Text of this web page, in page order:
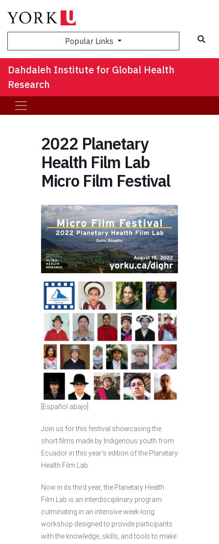
Popular Links
Dahdaleh Institute for Global Health
Research
2022 Planetary
Health Film Lab
Micro Film Festival
[Español abajo]
Join us for this festival showcasing the
short films made by Indigenous youth from
Ecuador in this year's edition of the Planetary
Health Film Lab.
Now in its third year, the Planetary Health
Film Lab is an interdisciplinary program
culminating in an intensive week-long
workshop designed to provide participants
with the knowledge, skills, and tools to make